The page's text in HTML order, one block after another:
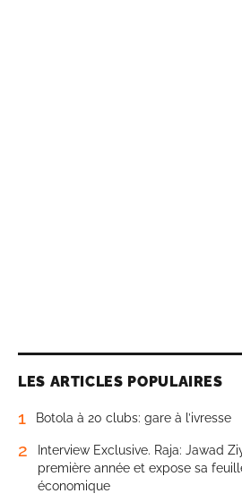
LES ARTICLES POPULAIRES
1 Botola à 20 clubs: gare à l’ivresse
2
Interview Exclusive. Raja: Jawad
première année et expose sa
économique